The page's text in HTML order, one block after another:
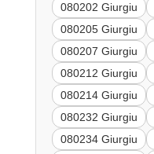
080202 Giurgiu
080205 Giurgiu
080207 Giurgiu
080212 Giurgiu
080214 Giurgiu
080232 Giurgiu
080234 Giurgiu